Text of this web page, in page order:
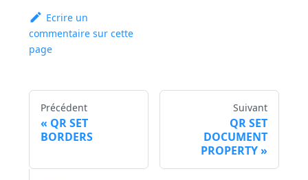
Ecrire un
commentaire sur cette
page
Précédent
QR SET
BORDERS
Suivant
QR SET
DOCUMENT
PROPERTY